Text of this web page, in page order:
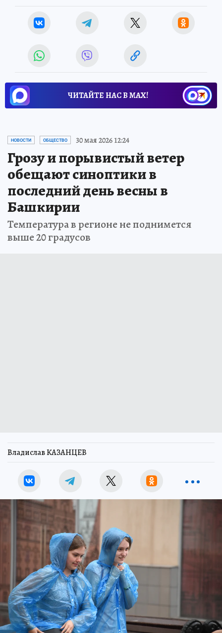
ЧИТАЙТЕ НАС В МАХ!
НОВОСТИ ОБЩЕСТВО 30 мая 2026 12:24
Грозу и порывистый ветер
обещают синоптики в
последний день весны в
Башкирии
Температура в регионе не поднимется
выше 20 градусов
Владислав КАЗАНЦЕВ